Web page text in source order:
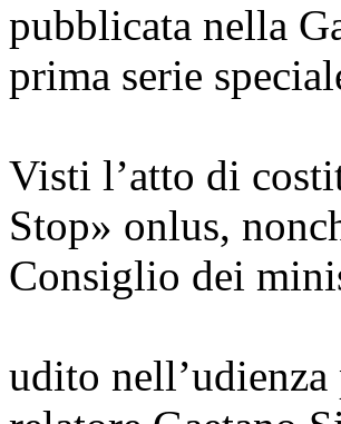
pubblicata nella
prima serie
Visti l’atto di
Stop» onlus,
Consiglio dei
udito